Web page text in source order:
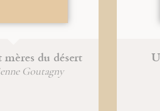
mères du désert
Goutagny